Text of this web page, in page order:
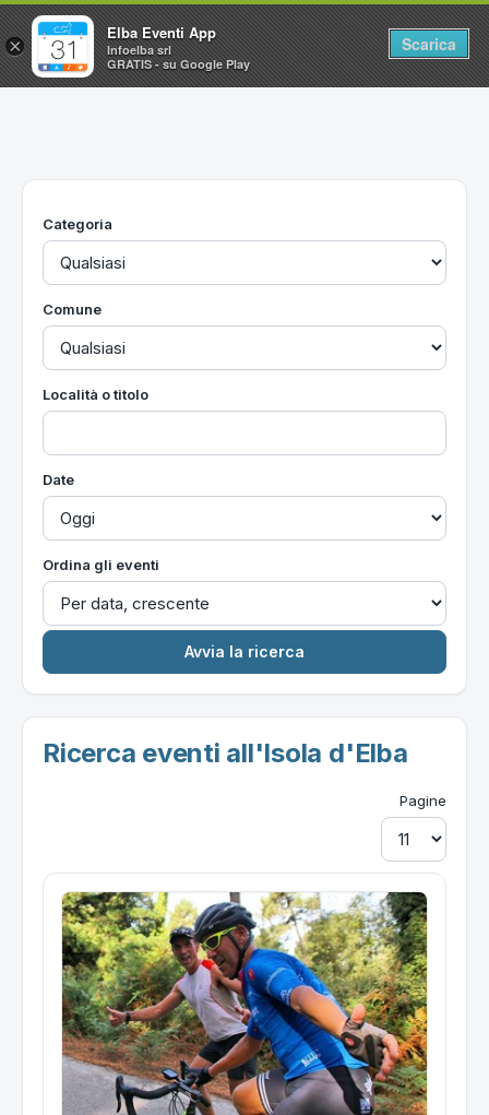
Home
Utilità
Categoria
Comune
Località o titolo
Date
Ordina gli eventi
Ricerca eventi all'Isola d'Elba
Pagine
×
Elba Eventi App
Infoelba srl
GRATIS - su Google Play
Scarica